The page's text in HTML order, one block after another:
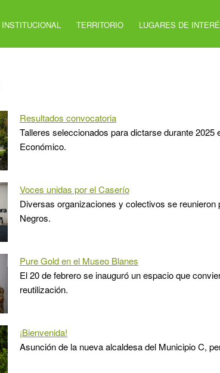
INSTITUCIONAL TERRITORIO LUGARES DE
Resultados convocatoria
Talleres seleccionados para dictarse durante
Económico.
Voces unidas por el Caserío
Diversas organizaciones y colectivos se
Negros.
Pure Gold en el Museo Blanes
El 20 de febrero se inauguró un espacio que
reutilización.
¡Bienvenida!
Asunción de la nueva alcaldesa del Municipio C,